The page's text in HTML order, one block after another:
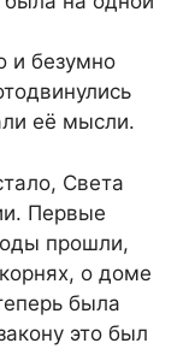
и безумно
её мысли.
Света
Первые
прошли,
о доме
была
это был